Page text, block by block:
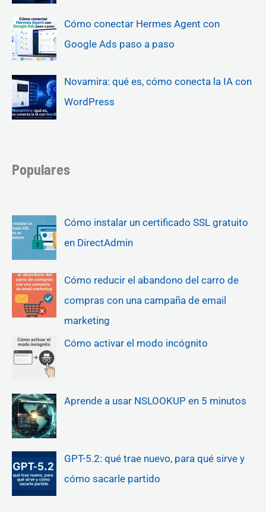
Cómo conectar Hermes Agent con
Google Ads paso a paso
Novamira: qué es, cómo conecta la IA con
WordPress
Populares
Cómo instalar un certificado SSL gratuito
en DirectAdmin
Cómo reducir el abandono del carro de
compras con una campaña de email
marketing
Cómo activar el modo incógnito
Aprende a usar NSLOOKUP en 5 minutos
GPT-5.2: qué trae nuevo, para qué sirve y
cómo sacarle partido